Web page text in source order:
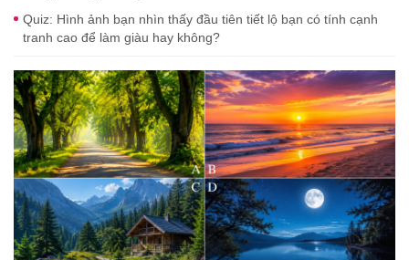
Quiz: Hình ảnh bạn nhìn thấy đầu tiên tiết lộ bạn có tính cạnh
tranh cao để làm giàu hay không?